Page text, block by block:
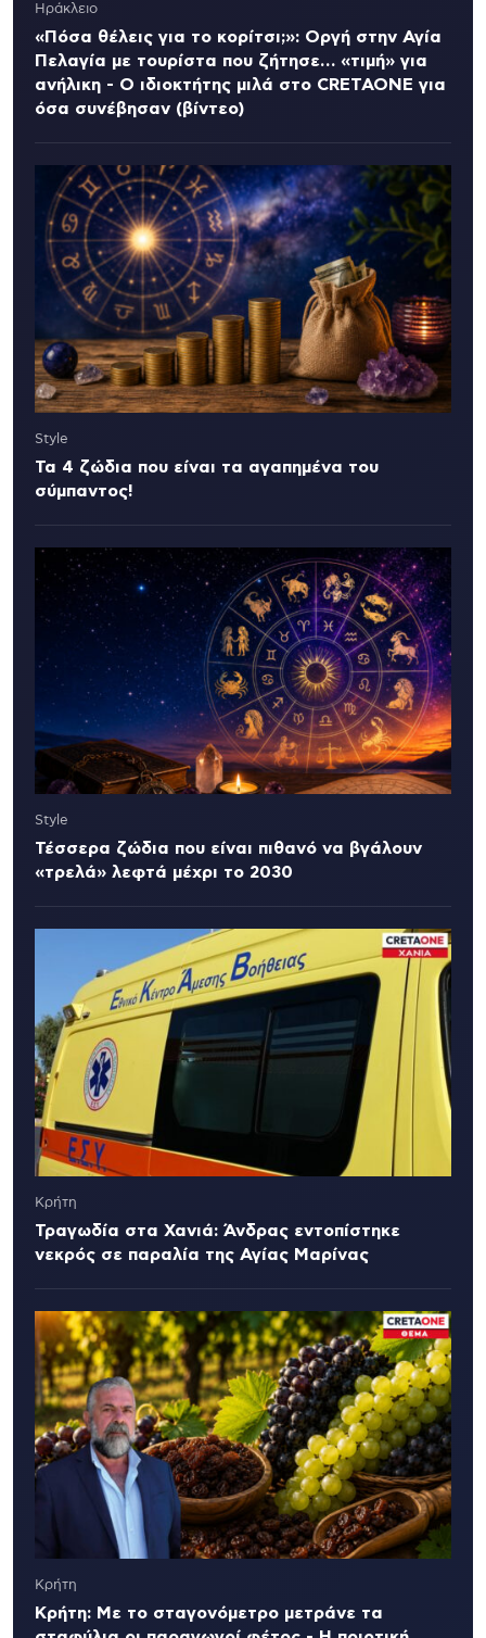
Ηράκλειο
«Πόσα θέλεις για το κορίτσι;»: Οργή στην Αγία
Πελαγία με τουρίστα που ζήτησε… «τιμή» για
ανήλικη - Ο ιδιοκτήτης μιλά στο CRETAONE για
όσα συνέβησαν (βίντεο)
Style
Τα 4 ζώδια που είναι τα αγαπημένα του
σύμπαντος!
Style
Τέσσερα ζώδια που είναι πιθανό να βγάλουν
«τρελά» λεφτά μέχρι το 2030
Κρήτη
Τραγωδία στα Χανιά: Άνδρας εντοπίστηκε
νεκρός σε παραλία της Αγίας Μαρίνας
Κρήτη
Κρήτη: Με το σταγονόμετρο μετράνε τα